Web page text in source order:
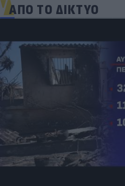
ΑΠΟ ΤΟ ΔΙΚΤΥΟ